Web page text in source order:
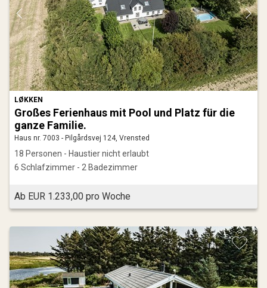
LØKKEN
Großes Ferienhaus mit Pool und Platz für die
ganze Familie.
Haus nr. 7003 - Pilgårdsvej 124, Vrensted
18 Personen - Haustier nicht erlaubt
6 Schlafzimmer - 2 Badezimmer
Ab EUR 1.233,00 pro Woche